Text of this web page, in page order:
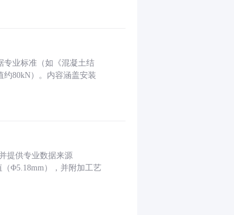
专业标准（如《混凝土结
约80kN）。内容涵盖安装
提供专业数据来源
Φ5.18mm），并附加工艺